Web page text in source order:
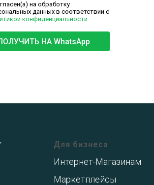
на обработку
данных в соответствии с
конфиденциальности
НА WhatsApp
Для бизнеса
Интернет-Магазинам
Маркетплейсы